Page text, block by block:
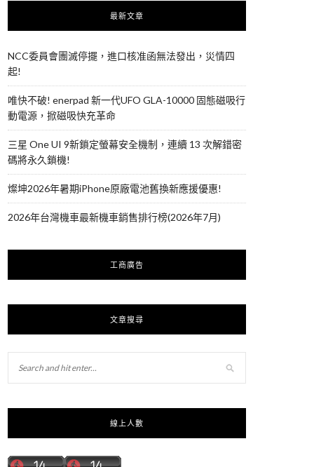
最新文章
NCC委員會團滅停擺，進口核准函無法發出，災情四
起!
唯快不破! enerpad 新一代UFO GLA-10000 固態磁吸行
動電源，掀磁吸快充革命
三星 One UI 9新鎖定螢幕安全機制，連續 13 次解錯密
碼將永久鎖機!
燦坤2026年暑期iPhone原廠電池舊換新應援優惠!
2026年台灣機車最新機車銷售排行榜(2026年7月)
工商廣告
文章搜尋
線上人數